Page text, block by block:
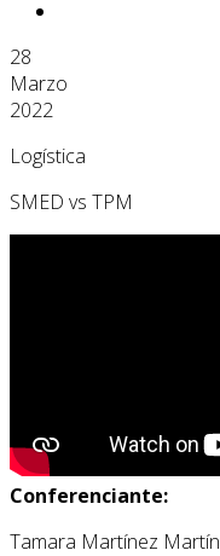
28
Marzo
2022
Logística
SMED vs TPM
Conferenciante:
Tamara Martínez Martín